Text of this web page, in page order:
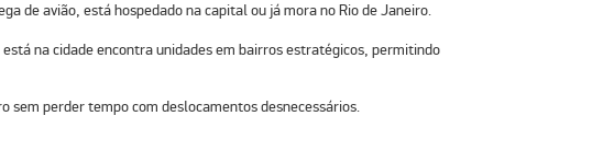
de avião, está hospedado na capital ou já mora no Rio de Janeiro.
na cidade encontraunidades em bairros estratégicos, permitindo
sem perder tempo com deslocamentos desnecessários.